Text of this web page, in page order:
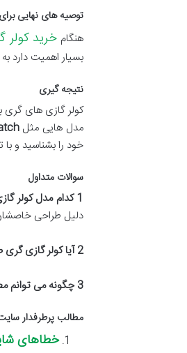
توصیه های نهایی
هنگام خرید کولر گازی 24000
بسیار اهمیت دارد
نتیجه گیری
کولر گازی های
مدل هایی مثل
خود را بشناسید و
سوالات متداول
1کدام مدل کولر
دلیل طراحی
2آیا کولر گازی گری
3چگونه می توانم
مطالب پرطرفدار
خطاهای